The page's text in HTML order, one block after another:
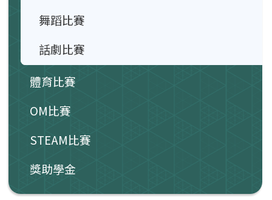
舞蹈比賽
話劇比賽
體育比賽
OM比賽
STEAM比賽
獎助學金